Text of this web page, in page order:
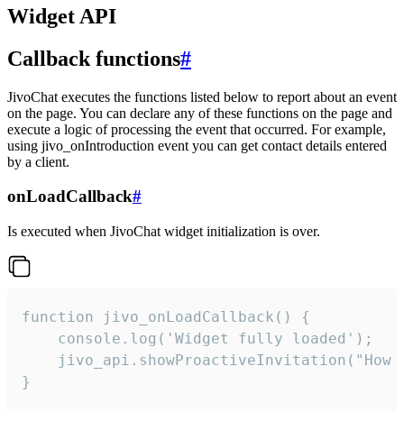
Widget API
Callback functions#
JivoChat executes the functions listed below to report about an event
on the page. You can declare any of these functions on the page and
execute a logic of processing the event that occurred. For example,
using jivo_onIntroduction event you can get contact details entered
by a client.
onLoadCallback#
Is executed when JivoChat widget initialization is over.
function jivo_onLoadCallback() {
    console.log('Widget fully loaded');
jivo_api.showProactiveInvitation("How
}